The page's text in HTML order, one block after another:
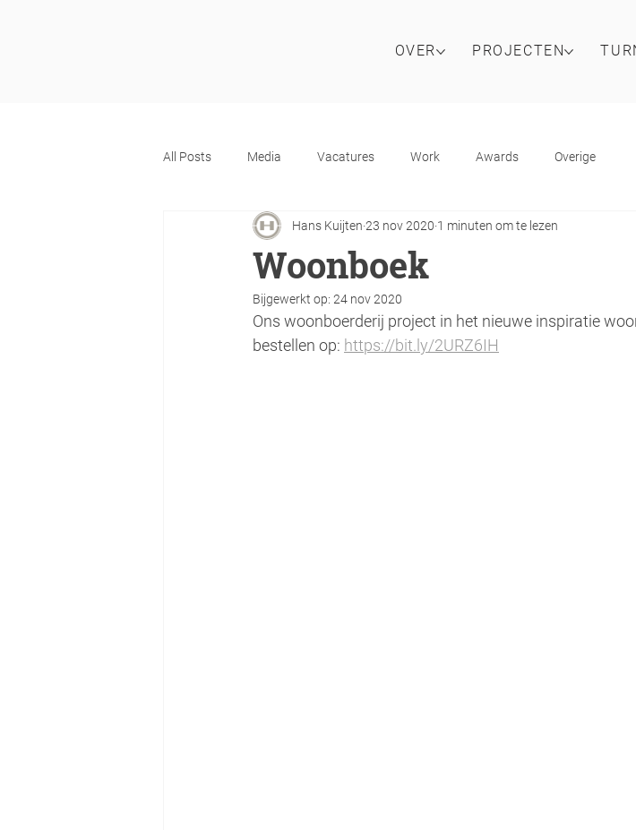
OVER PROJECTEN
All Posts Media Vacatures Work Awards Overige
Woonboek
Hans Kuijten 23 nov 2020 1 minuten om te lezen
Bijgewerkt op: 24 nov 2020
Ons woonboerderij project in het nieuwe inspiratie
bestellen op: https://bit.ly/2URZ6IH